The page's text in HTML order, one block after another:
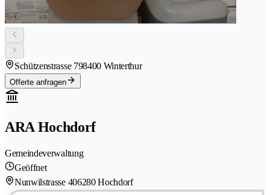
Schützenstrasse 798400 Winterthur
Offerte anfragen
ARA Hochdorf
Gemeindeverwaltung
Geöffnet
Nunwilstrasse 406280 Hochdorf